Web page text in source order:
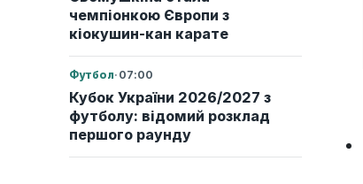
чемпіонкою Європи з
кіокушин-кан карате
Футбол· 07:00
Кубок України 2026/2027 з
футболу: відомий розклад
першого раунду